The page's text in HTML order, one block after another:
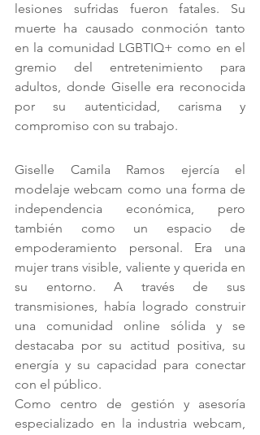
lesiones sufridas fueron fatales. Su
muerte ha causado conmoción tanto
en la comunidad LGBTIQ+ como en el
gremio del entretenimiento para
adultos, donde Giselle era reconocida
por su autenticidad, carisma y
compromiso con su trabajo.
Giselle Camila Ramos ejercía el
modelaje webcam como una forma de
independencia económica, pero
también como un espacio de
empoderamiento personal. Era una
mujer trans visible, valiente y querida en
su entorno. A través de sus
transmisiones, había logrado construir
una comunidad online sólida y se
destacaba por su actitud positiva, su
energía y su capacidad para conectar
con el público.
Como centro de gestión y asesoría
especializado en la industria webcam,